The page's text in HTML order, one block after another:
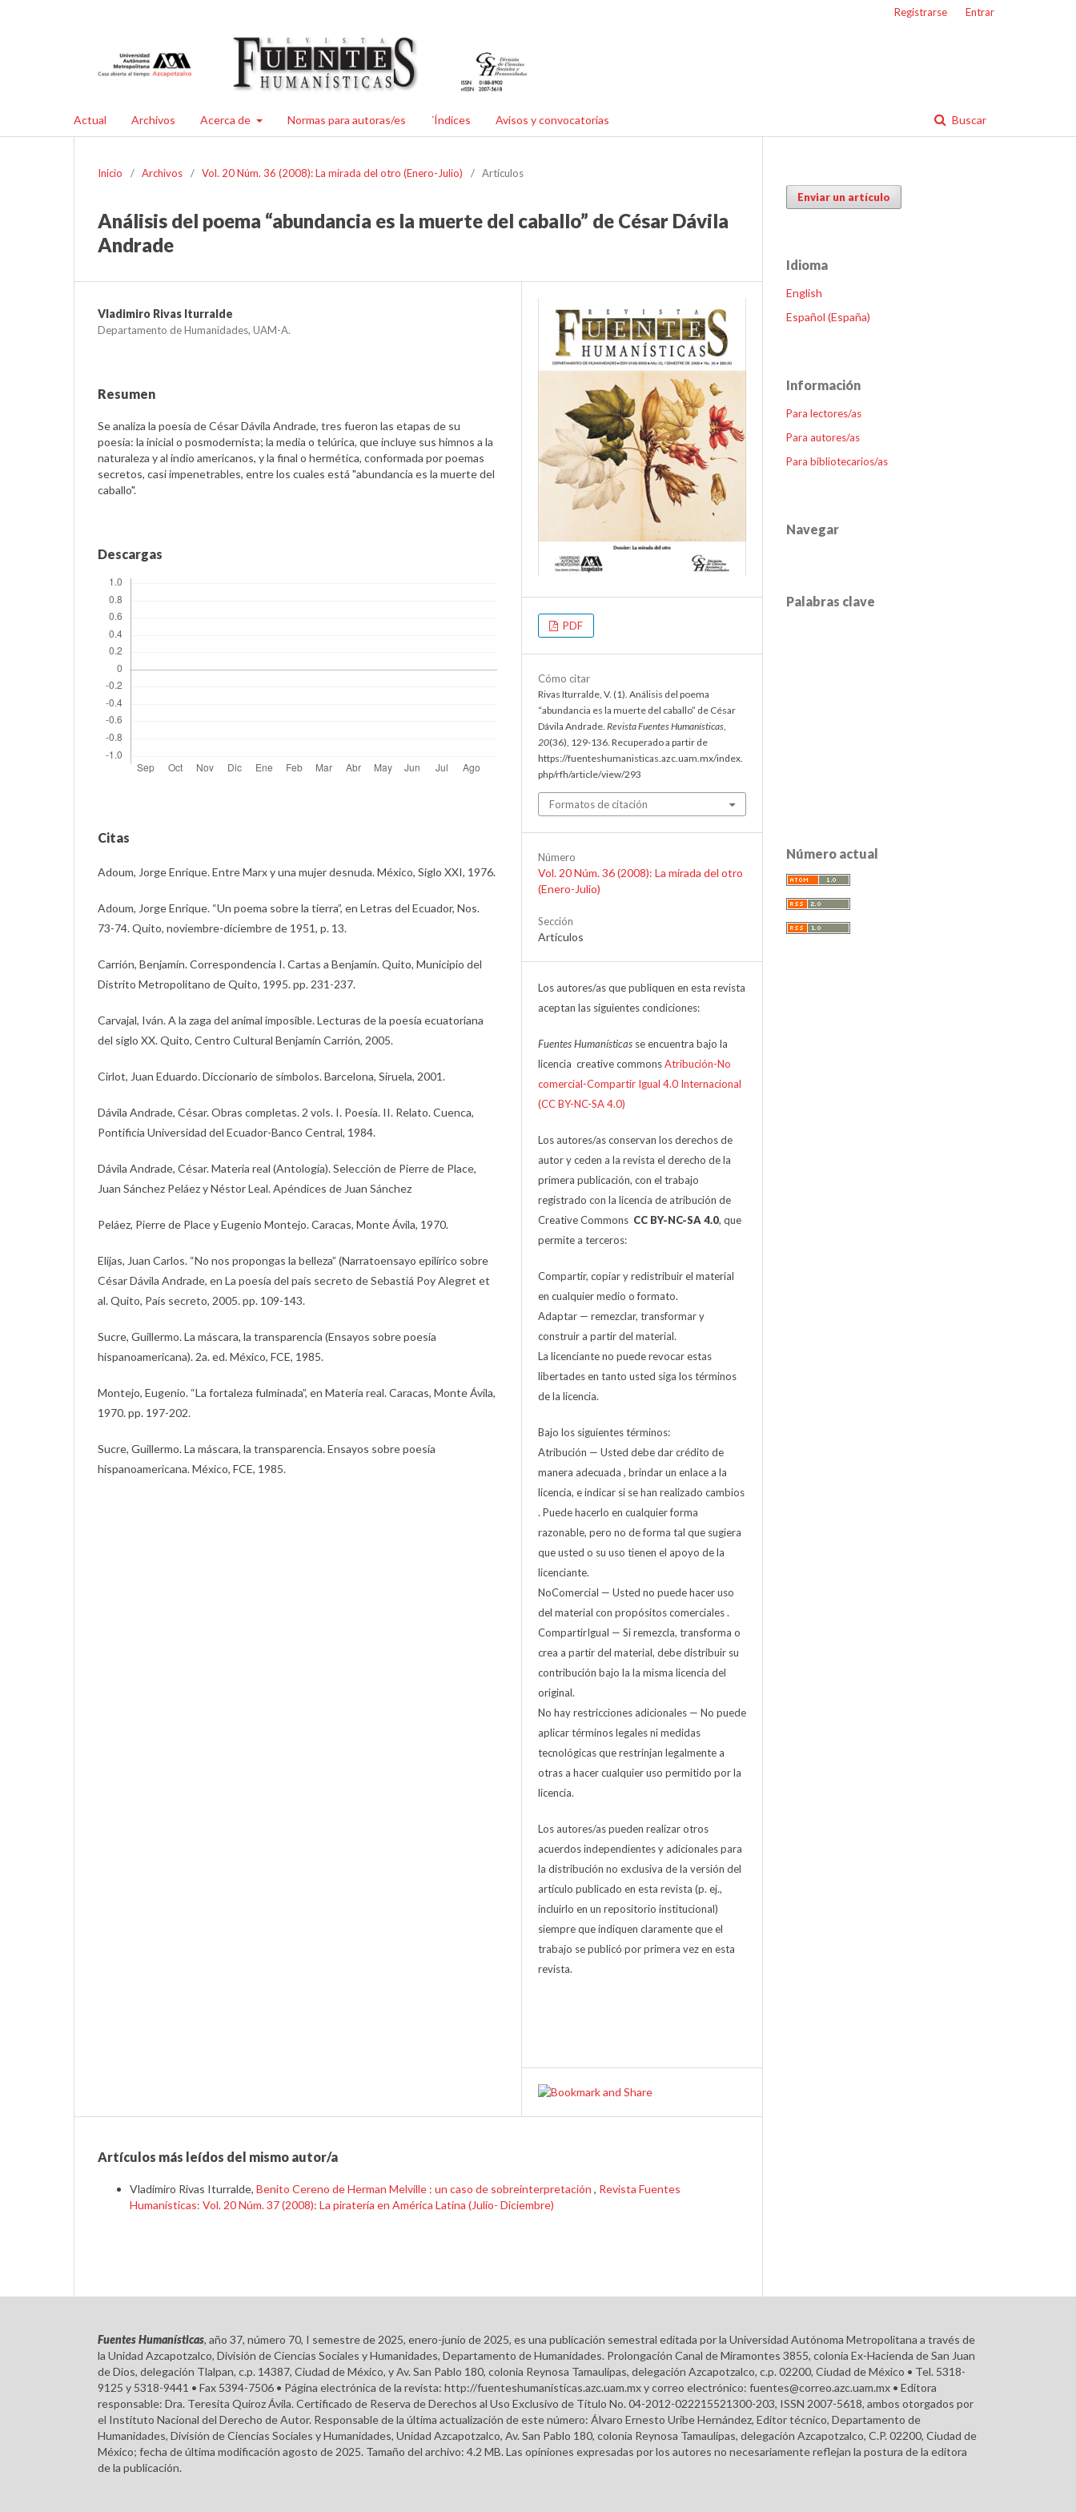
Actual Archivos Acerca de Normas para autoras/es ´Índices Avisos y convocatorias Buscar
Registrarse Entrar
Inicio / Archivos / Vol. 20 Núm. 36 (2008): La mirada del otro (Enero-Julio) / Artículos
Análisis del poema “abundancia es la muerte del caballo” de César Dávila
Andrade
Vladimiro Rivas Iturralde
Departamento de Humanidades, UAM-A.
Resumen
Se analiza la poesía de César Dávila Andrade, tres fueron las etapas de su
poesía: la inicial o posmodernista; la media o telúrica, que incluye sus himnos a la
naturaleza y al indio americanos, y la final o hermética, conformada por poemas
secretos, casi impenetrables, entre los cuales está "abundancia es la muerte del
caballo".
Descargas
Citas
Adoum, Jorge Enrique. Entre Marx y una mujer desnuda. México, Siglo XXI, 1976.
Adoum, Jorge Enrique. “Un poema sobre la tierra”, en Letras del Ecuador, Nos.
73-74. Quito, noviembre-diciembre de 1951, p. 13.
Carrión, Benjamín. Correspondencia I. Cartas a Benjamín. Quito, Municipio del
Distrito Metropolitano de Quito, 1995. pp. 231-237.
Carvajal, Iván. A la zaga del animal imposible. Lecturas de la poesía ecuatoriana
del siglo XX. Quito, Centro Cultural Benjamín Carrión, 2005.
Cirlot, Juan Eduardo. Diccionario de símbolos. Barcelona, Siruela, 2001.
Dávila Andrade, César. Obras completas. 2 vols. I. Poesía. II. Relato. Cuenca,
Pontificia Universidad del Ecuador-Banco Central, 1984.
Dávila Andrade, César. Materia real (Antología). Selección de Pierre de Place,
Juan Sánchez Peláez y Néstor Leal. Apéndices de Juan Sánchez
Peláez, Pierre de Place y Eugenio Montejo. Caracas, Monte Ávila, 1970.
Elijas, Juan Carlos. “No nos propongas la belleza” (Narratoensayo epilírico sobre
César Dávila Andrade, en La poesía del país secreto de Sebastiá Poy Alegret et
al. Quito, País secreto, 2005. pp. 109-143.
Sucre, Guillermo. La máscara, la transparencia (Ensayos sobre poesía
hispanoamericana). 2a. ed. México, FCE, 1985.
Montejo, Eugenio. “La fortaleza fulminada”, en Materia real. Caracas, Monte Ávila,
1970. pp. 197-202.
Sucre, Guillermo. La máscara, la transparencia. Ensayos sobre poesía
hispanoamericana. México, FCE, 1985.
PDF
Cómo citar
Rivas Iturralde, V. (1). Análisis del poema
“abundancia es la muerte del caballo” de César
Dávila Andrade. Revista Fuentes Humanísticas,
20(36), 129-136. Recuperado a partir de
https://fuenteshumanisticas.azc.uam.mx/index.
php/rfh/article/view/293
Formatos de citación
Número
Vol. 20 Núm. 36 (2008): La mirada del otro
(Enero-Julio)
Sección
Artículos
Los autores/as que publiquen en esta revista
aceptan las siguientes condiciones:
Fuentes Humanísticas se encuentra bajo la
licencia creative commonsAtribución-No
comercial-Compartir Igual 4.0 Internacional
(CC BY-NC-SA 4.0)
Los autores/as conservan los derechos de
autor y ceden a la revista el derecho de la
primera publicación, con el trabajo
registrado con la licencia de atribución de
Creative Commons CC BY-NC-SA 4.0, que
permite a terceros:
Compartir, copiar y redistribuir el material
en cualquier medio o formato.
Adaptar — remezclar, transformar y
construir a partir del material.
La licenciante no puede revocar estas
libertades en tanto usted siga los términos
de la licencia.
Bajo los siguientes términos:
Atribución — Usted debe dar crédito de
manera adecuada , brindar un enlace a la
licencia, e indicar si se han realizado cambios
. Puede hacerlo en cualquier forma
razonable, pero no de forma tal que sugiera
que usted o su uso tienen el apoyo de la
licenciante.
NoComercial — Usted no puede hacer uso
del material con propósitos comerciales .
CompartirIgual — Si remezcla, transforma o
crea a partir del material, debe distribuir su
contribución bajo la la misma licencia del
original.
No hay restricciones adicionales — No puede
aplicar términos legales ni medidas
tecnológicas que restrinjan legalmente a
otras a hacer cualquier uso permitido por la
licencia.
Los autores/as pueden realizar otros
acuerdos independientes y adicionales para
la distribución no exclusiva de la versión del
artículo publicado en esta revista (p. ej.,
incluirlo en un repositorio institucional)
siempre que indiquen claramente que el
trabajo se publicó por primera vez en esta
revista.
Artículos más leídos del mismo autor/a
Vladimiro Rivas Iturralde, Benito Cereno de Herman Melville : un caso de sobreinterpretación , Revista Fuentes
Humanísticas: Vol. 20 Núm. 37 (2008): La piratería en América Latina (Julio- Diciembre)
Enviar un artículo
Idioma
English
Español (España)
Información
Para lectores/as
Para autores/as
Para bibliotecarios/as
Navegar
Palabras clave
Número actual
Fuentes Humanísticas, año 37, número 70, I semestre de 2025, enero-junio de 2025, es una publicación semestral editada por la Universidad Autónoma Metropolitana a través de
la Unidad Azcapotzalco, División de Ciencias Sociales y Humanidades, Departamento de Humanidades. Prolongación Canal de Miramontes 3855, colonia Ex-Hacienda de San Juan
de Dios, delegación Tlalpan, c.p. 14387, Ciudad de México, y Av. San Pablo 180, colonia Reynosa Tamaulipas, delegación Azcapotzalco, c.p. 02200, Ciudad de México • Tel. 5318-
9125 y 5318-9441 • Fax 5394-7506 • Página electrónica de la revista: http://fuenteshumanisticas.azc.uam.mx y correo electrónico: fuentes@correo.azc.uam.mx • Editora
responsable: Dra. Teresita Quiroz Ávila. Certificado de Reserva de Derechos al Uso Exclusivo de Título No. 04-2012-022215521300-203, ISSN 2007-5618, ambos otorgados por
el Instituto Nacional del Derecho de Autor. Responsable de la última actualización de este número: Álvaro Ernesto Uribe Hernández, Editor técnico, Departamento de
Humanidades, División de Ciencias Sociales y Humanidades, Unidad Azcapotzalco, Av. San Pablo 180, colonia Reynosa Tamaulipas, delegación Azcapotzalco, C.P. 02200, Ciudad de
México; fecha de última modificación agosto de 2025. Tamaño del archivo: 4.2 MB. Las opiniones expresadas por los autores no necesariamente reflejan la postura de la editora
de la publicación.